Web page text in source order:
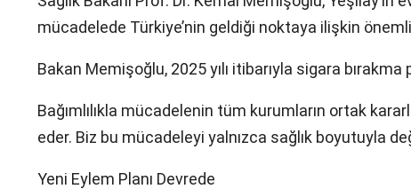
mücadelede Türkiye’nin geldiği noktaya ilişkin
Bakan Memişoğlu, 2025 yılı itibarıyla sigara bırakma
Bağımlılıkla mücadelenin tüm kurumların ortak
eder. Biz bu mücadeleyi yalnızca sağlık boyutuyla
Yeni Eylem Planı Devrede